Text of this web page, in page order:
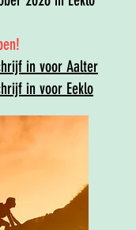
in​​ voor Aalter
in​​ voor Eeklo